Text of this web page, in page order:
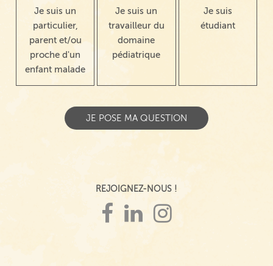
Je suis un
particulier,
parent et/ou
proche d'un
enfant malade
Je suis un
travailleur du
domaine
pédiatrique
Je suis
étudiant
REJOIGNEZ-NOUS !